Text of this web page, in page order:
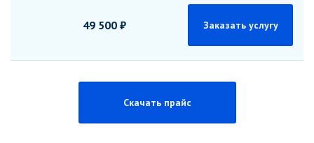
49 500 ₽ Заказать услугу
Скачать прайс